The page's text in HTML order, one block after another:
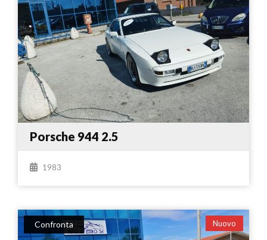
Porsche 944 2.5
1983
Nuovo
Confronta